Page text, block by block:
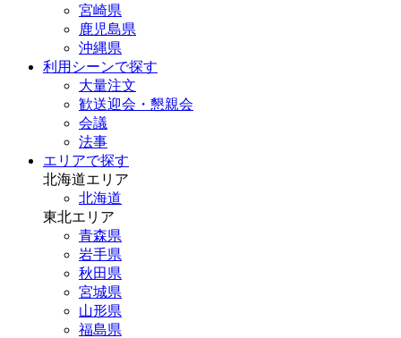
宮崎県
鹿児島県
沖縄県
利用シーンで探す
大量注文
歓送迎会・懇親会
会議
法事
エリアで探す
北海道エリア
北海道
東北エリア
青森県
岩手県
秋田県
宮城県
山形県
福島県